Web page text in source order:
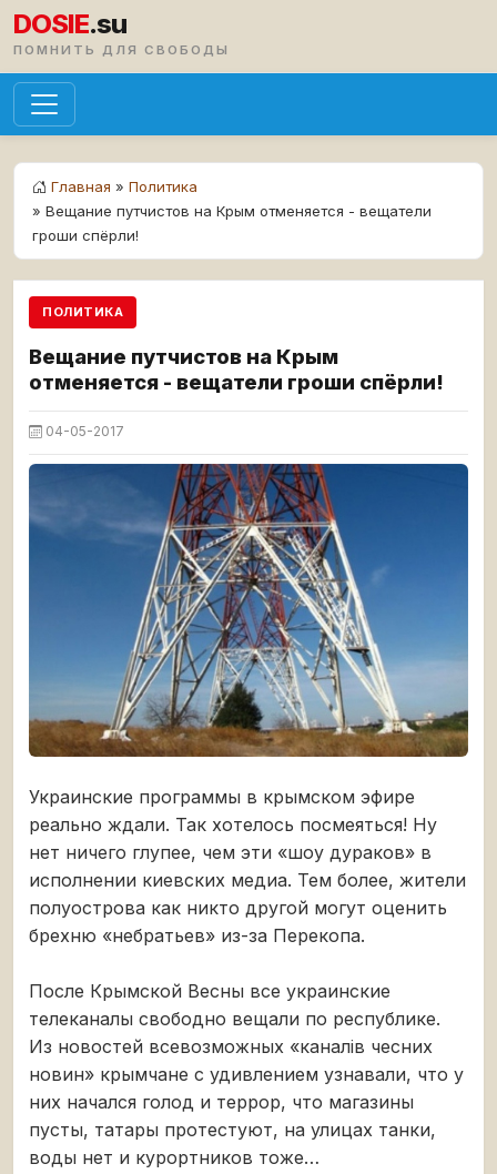
DOSIE.su
ПОМНИТЬ ДЛЯ СВОБОДЫ
Главная » Политика
» Вещание путчистов на Крым отменяется - вещатели
гроши спёрли!
ПОЛИТИКА
Вещание путчистов на Крым
отменяется - вещатели гроши спёрли!
04-05-2017
Украинские программы в крымском эфире
реально ждали. Так хотелось посмеяться! Ну
нет ничего глупее, чем эти «шоу дураков» в
исполнении киевских медиа. Тем более, жители
полуострова как никто другой могут оценить
брехню «небратьев» из-за Перекопа.
После Крымской Весны все украинские
телеканалы свободно вещали по республике.
Из новостей всевозможных «каналів чесних
новин» крымчане с удивлением узнавали, что у
них начался голод и террор, что магазины
пусты, татары протестуют, на улицах танки,
воды нет и курортников тоже…